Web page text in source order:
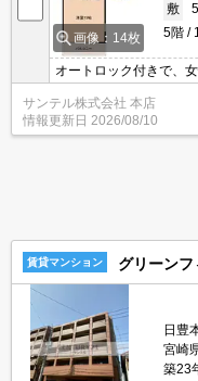
画像：14枚
敷
5階
オートロック付きで、
サンテル株式会社 本店
情報更新日 2026/08/10
賃貸マンション グリーンフ
日豊
宮崎
築23